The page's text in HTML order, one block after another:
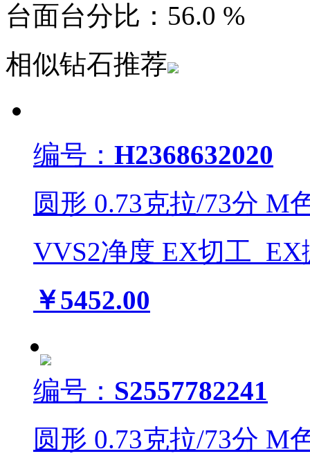
台面台分比：56.0 %
相似钻石推荐
编号： H2368632020
圆形 0.73克拉/73分 M
VVS2净度 EX切工 EX
￥5452.00
编号： S2557782241
圆形 0.73克拉/73分 M